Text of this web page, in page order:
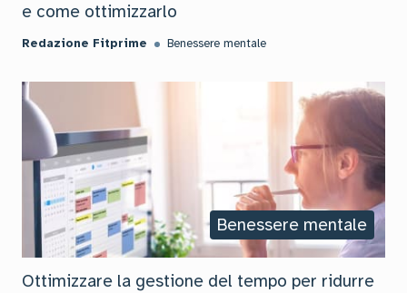
e come ottimizzarlo
Redazione Fitprime Benessere mentale
Benessere mentale
Ottimizzare la gestione del tempo per ridurre